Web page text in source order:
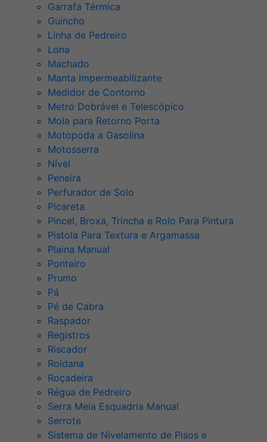
Garrafa Térmica
Guincho
Linha de Pedreiro
Lona
Machado
Manta Impermeabilizante
Medidor de Contorno
Metro Dobrável e Telescópico
Mola para Retorno Porta
Motopoda a Gasolina
Motosserra
Nível
Peneira
Perfurador de Solo
Picareta
Pincel, Broxa, Trincha e Rolo Para Pintura
Pistola Para Textura e Argamassa
Plaina Manual
Ponteiro
Prumo
Pá
Pé de Cabra
Raspador
Registros
Riscador
Roldana
Roçadeira
Régua de Pedreiro
Serra Meia Esquadria Manual
Serrote
Sistema de Nivelamento de Pisos e